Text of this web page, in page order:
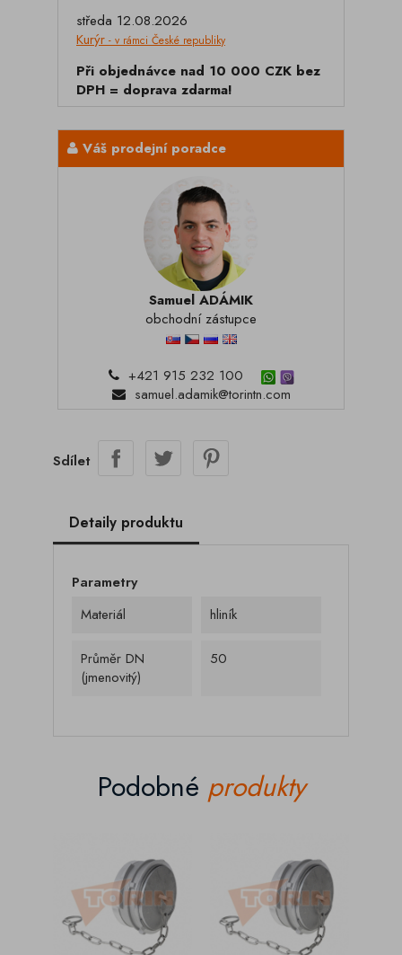
středa 12.08.2026
Kurýr - v rámci České republiky
Při objednávce nad 10 000 CZK bez
DPH = doprava zdarma!
Váš prodejní poradce
Samuel ADÁMIK
obchodní zástupce
+421 915 232 100
samuel.adamik@torintn.com
Sdílet
Detaily produktu
Parametry
Materiál
hliník
Průměr DN
(jmenovitý)
50
Podobné produkty